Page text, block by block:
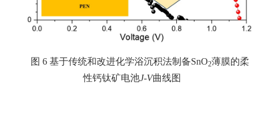
图 6 基于传统和改进化学浴沉积法制备SnO2薄膜的柔
性钙钛矿电池J-V曲线图